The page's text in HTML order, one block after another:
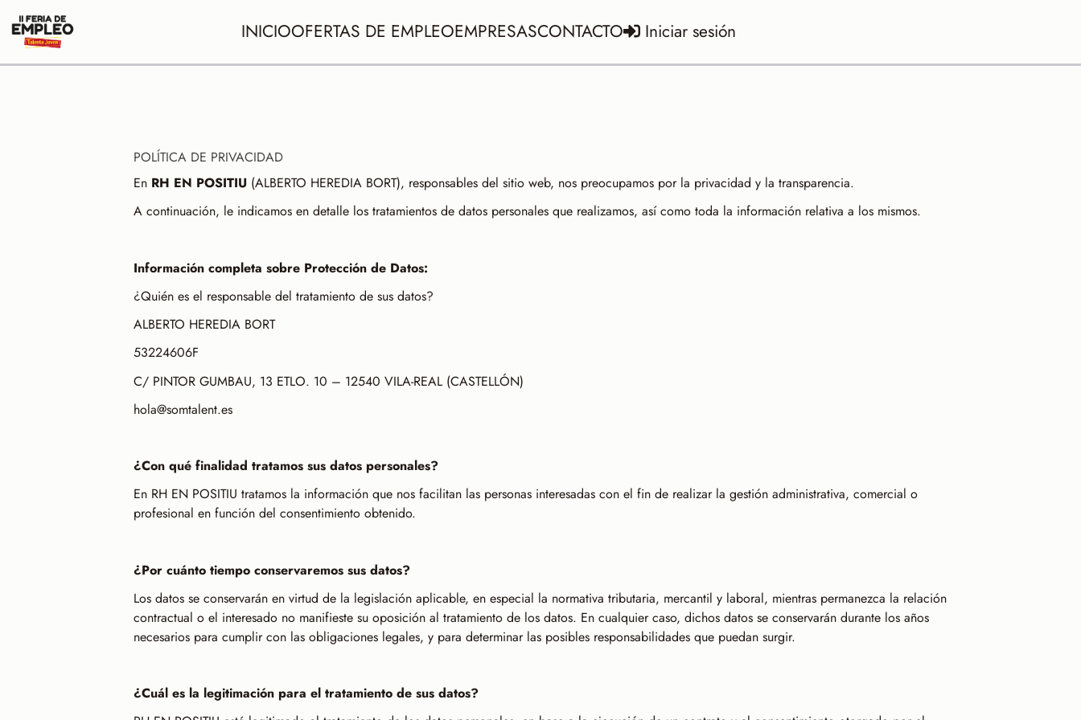
INICIOOFERTAS DE EMPLEOEMPRESASCONTACTO Iniciar sesión
POLÍTICA DE PRIVACIDAD
En RH EN POSITIU (ALBERTO HEREDIA BORT), responsables del sitio web, nos preocupamos por la privacidad y la transparencia.
A continuación, le indicamos en detalle los tratamientos de datos personales que realizamos, así como toda la información relativa a los mismos.
Información completa sobre Protección de Datos:
¿Quién es el responsable del tratamiento de sus datos?
ALBERTO HEREDIA BORT
53224606F
C/ PINTOR GUMBAU, 13 ETLO. 10 – 12540 VILA-REAL (CASTELLÓN)
hola@somtalent.es
¿Con qué finalidad tratamos sus datos personales?
En RH EN POSITIU tratamos la información que nos facilitan las personas interesadas con el fin de realizar la gestión administrativa, comercial o
profesional en función del consentimiento obtenido.
¿Por cuánto tiempo conservaremos sus datos?
Los datos se conservarán en virtud de la legislación aplicable, en especial la normativa tributaria, mercantil y laboral, mientras permanezca la relación
contractual o el interesado no manifieste su oposición al tratamiento de los datos. En cualquier caso, dichos datos se conservarán durante los años
necesarios para cumplir con las obligaciones legales, y para determinar las posibles responsabilidades que puedan surgir.
¿Cuál es la legitimación para el tratamiento de sus datos?